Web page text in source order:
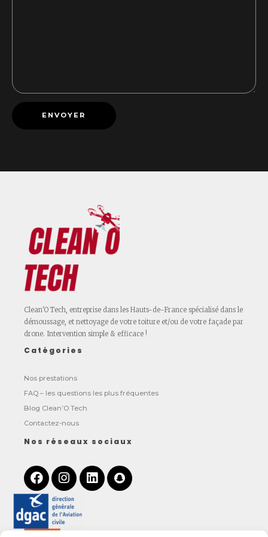
Clean'O Tech, entreprise dans les Hauts-de-France spécialisé dans le
démoussage, et nettoyage de votre toiture et/ou de votre façade par
drone. Intervention simple & efficace !
Catégories
Nos prestations
FAQ – les questions les plus fréquentes
Blog Clean’O Tech
Contactez-nous
Nos réseaux sociaux